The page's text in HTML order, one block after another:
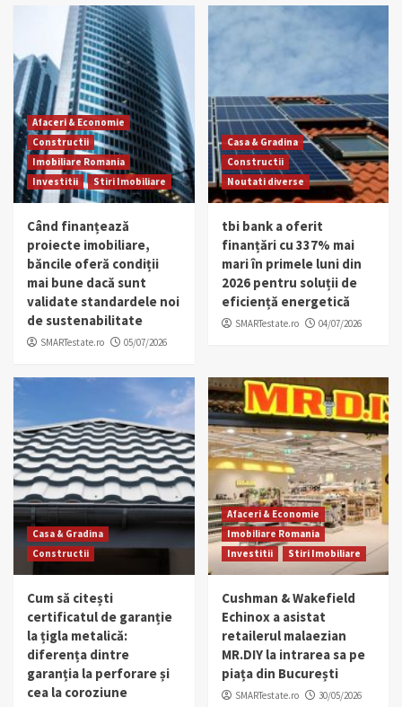
Afaceri & Economie
Constructii
Imobiliare Romania
Investitii
Stiri Imobiliare
Când finanțează
proiecte imobiliare,
băncile oferă condiții
mai bune dacă sunt
validate standardele noi
de sustenabilitate
SMARTestate.ro 05/07/2026
Casa & Gradina
Constructii
Noutati diverse
tbi bank a oferit
finanțări cu 337% mai
mari în primele luni din
2026 pentru soluții de
eficiență energetică
SMARTestate.ro 04/07/2026
Casa & Gradina
Constructii
Cum să citești
certificatul de garanție
la țigla metalică:
diferența dintre
garanția la perforare și
cea la coroziune
Afaceri & Economie
Imobiliare Romania
Investitii
Stiri Imobiliare
Cushman & Wakefield
Echinox a asistat
retailerul malaezian
MR.DIY la intrarea sa pe
piața din București
SMARTestate.ro 30/05/2026